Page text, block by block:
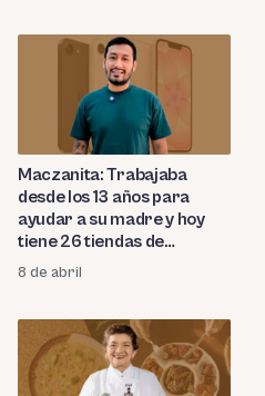
Maczanita: Trabajaba
desde los 13 años para
ayudar a su madre y hoy
tiene 26 tiendas de
celulares en Perú
8 de abril